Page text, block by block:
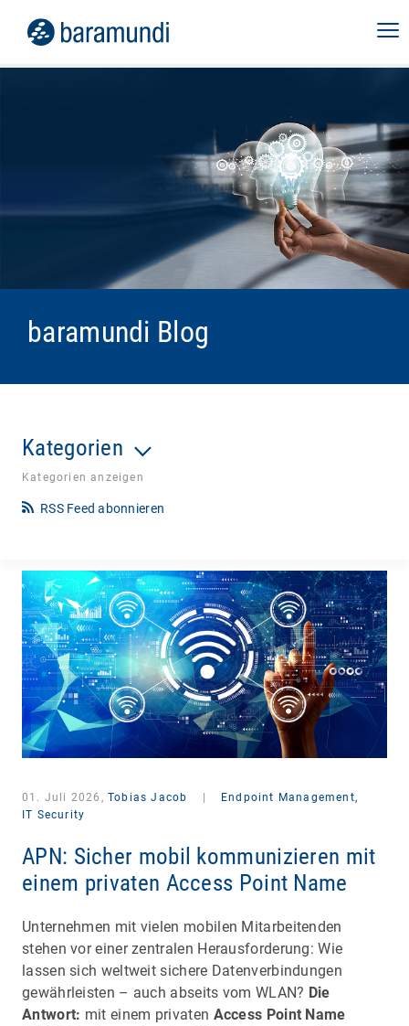
baramundi Blog
Kategorien
Kategorien anzeigen
RSS Feed abonnieren
01. Juli 2026, Tobias Jacob
Endpoint Management,
IT Security
APN: Sicher mobil kommunizieren mit
einem privaten Access Point Name
Unternehmen mit vielen mobilen Mitarbeitenden
stehen vor einer zentralen Herausforderung: Wie
lassen sich weltweit sichere Datenverbindungen
gewährleisten – auch abseits vom WLAN? Die
Antwort: mit einem privaten Access Point Name